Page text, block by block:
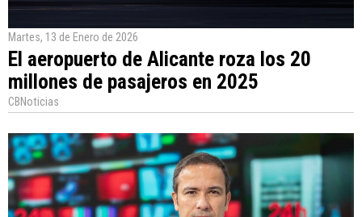
Martes, 13 de Enero de 2026
El aeropuerto de Alicante roza los 20
millones de pasajeros en 2025
CBNoticias